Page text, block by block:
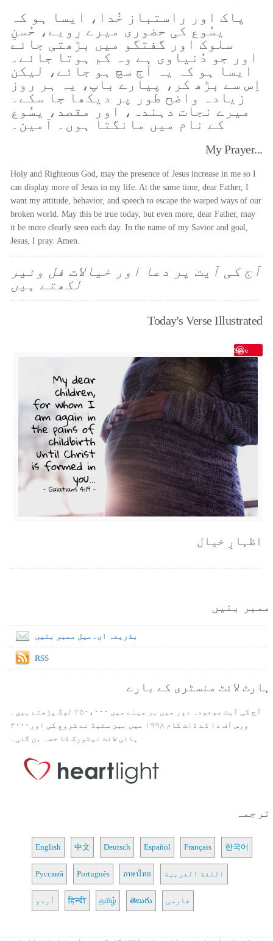
پاک اور راستباز خُدا، ایسا ہو کہ
یسُوع کی حضوری میرے رویے، حُسنِ
سلوک اور گفتگو میں بڑھتی جائے
اور جو دُنیاوی ہے وہ کم ہوتا جائے۔
ایسا ہو کہ یہ آج سچ ہو جائے، لیکن
اِس سے بڑھ کر، پیارے باپ، یہ ہر روز
زیادہ واضح طور پر دیکھا جا سکے۔
میرے نجات دہندہ، اور مقصد، یسُوع
کے نام میں مانگتا ہوں۔ آمین۔
My Prayer...
Holy and Righteous God, may the presence of Jesus increase in me so I
can display more of Jesus in my life. At the same time, dear Father, I
want my attitude, behavior, and speech to escape the warped ways of our
broken world. May this be true today, but even more, dear Father, may
it be more clearly seen each day. In the name of my Savior and goal,
Jesus, I pray. Amen.
آج کی آیت پر دعا اور خیالات فل وئیر
لکھتے ہیں
Today's Verse Illustrated
Save
اظہارِ خیال
ممبر بنیں
بذریعہ ای۔میل ممبر بنیں
RSS
ہارٹ لائٹ منسٹری کے بارے
آج کی آیت موجودہ دور میں ہر مہنے میں ۲۵۰،۰۰۰ لوگ پڑھتے ہیں۔
ورس آف دا ڈے ڈاٹ کام ۱۹۹۸ میں بین سٹیڈ نے شروع کی اور۲۰۰۰
ہائی لائٹ نیٹورک کا حصہ بن گئی۔
ترجمہ
English 中文 Deutsch Español Français 한국어
Русский Português ภาษาไทย اللغة العربية
اُردو हिन्दी தமிழ் తెలుగు فارسی